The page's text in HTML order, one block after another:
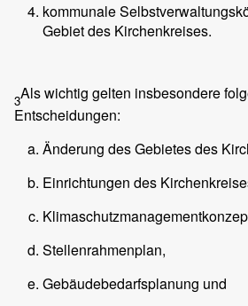
kommunale
Gebiet des Kirchenkreises.
3Als wichtig gelten insbesondere
Entscheidungen:
Änderung des Gebietes des
Einrichtungen des
Stellenrahmenplan,
Gebäudebedarfsplanung und